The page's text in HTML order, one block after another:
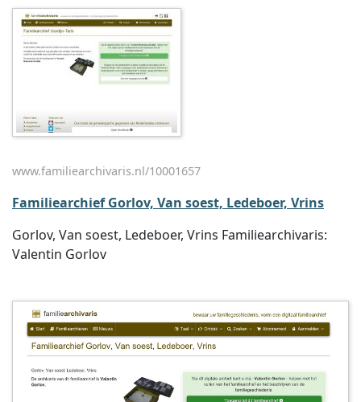
www.familiearchivaris.nl/10001657
Familiearchief Gorlov, Van soest, Ledeboer, Vrins
Gorlov, Van soest, Ledeboer, Vrins Familiearchivaris:
Valentin Gorlov